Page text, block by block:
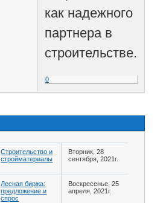
как надежного
партнера в
строительстве.
0
Строительство и
стройматериалы
Вторник, 28
сентября, 2021г.
Лесная биржа:
предложение и
спрос
Воскресенье, 25
апреля, 2021г.